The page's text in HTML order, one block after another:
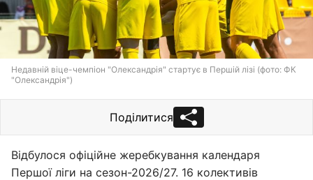
Недавній віце-чемпіон "Олександрія" стартує в Першій лізі (фото: ФК
"Олександрія")
Поділитися
Відбулося офіційне жеребкування календаря
Першої ліги на сезон-2026/27. 16 колективів